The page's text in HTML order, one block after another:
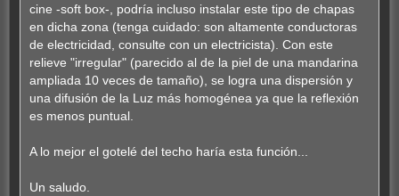
cine -soft box-, podría incluso instalar este tipo de chapas
en dicha zona (tenga cuidado: son altamente conductoras
de electricidad, consulte con un electricista). Con este
relieve "irregular" (parecido al de la piel de una mandarina
ampliada 10 veces de tamaño), se logra una dispersión y
una difusión de la Luz más homogénea ya que la reflexión
es menos puntual.
A lo mejor el gotelé del techo haría esta función...
Un saludo.